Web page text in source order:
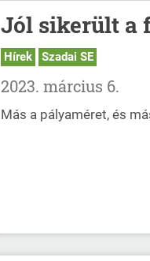
Jól sikerült a
Hírek Szadai SE
2023. március 6.
Más a pályaméret, és